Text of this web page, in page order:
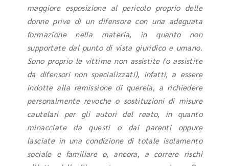
maggiore esposizione al pericolo proprio delle
donne prive di un difensore con una adeguata
formazione nella materia, in quanto non
supportate dal punto di vista giuridico e umano.
Sono proprio le vittime non assistite (o assistite
da difensori non specializzati), infatti, a essere
indotte alla remissione di querela, a richiedere
personalmente revoche o sostituzioni di misure
cautelari per gli autori del reato, in quanto
minacciate da questi o dai parenti oppure
lasciate in una condizione di totale isolamento
sociale e familiare o, ancora, a correre rischi